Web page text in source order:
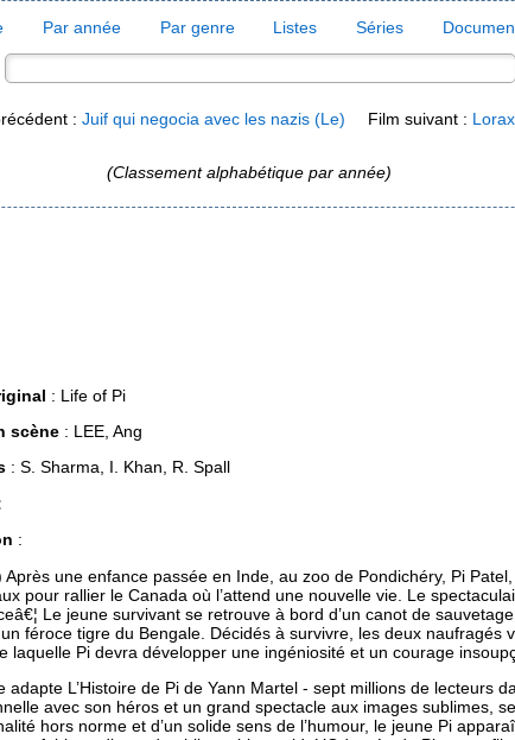
Par année Par genre Listes Séries
:Juif qui negocia avec les nazis (Le) Film suivant :
(Classement alphabétique par année)
: Life of Pi
scène : LEE, Ang
: S. Sharma, I. Khan, R. Spall
:
Après une enfance passée en Inde, au zoo de Pondichéry, Pi
pour rallier le Canada où l’attend une nouvelle vie. Le
Le jeune survivant se retrouve à bord d’un canot de
féroce tigre du Bengale. Décidés à survivre, les deux
laquelle Pi devra développer une ingéniosité et un courage
adapte L’Histoire de Pi de Yann Martel - sept millions de lecteurs
avec son héros et un grand spectacle aux images sublimes,
hors norme et d’un solide sens de l’humour, le jeune Pi